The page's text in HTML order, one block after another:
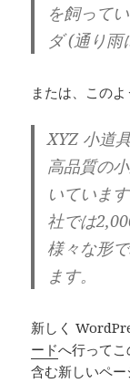
を飼って
ダ (通り雨
または、この
XYZ 小道
高品質の
いていま
社では
様々な形
ます。
新しく
ードへ行って
含む新しいペ